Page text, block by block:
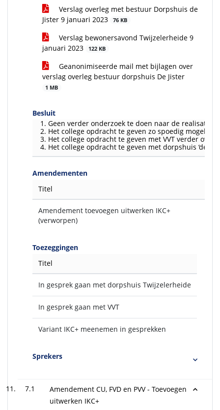
Verslag overleg met bestuur Dorpshuis de
Jister 9 januari 2023
76 KB
Verslag bewonersavond Twijzelerheide 9
januari 2023
122 KB
Geanonimiseerde mail met bijlagen over
verslag overleg bestuur dorpshuis De Jister
1 MB
Besluit
Geen verder onderzoek te doen naar de realisatie
Het college opdracht te geven zo spoedig
Het college opdracht te geven met VVT verder
Het college opdracht te geven met dorpshuis ‘de
Amendementen
Titel
Amendement toevoegen uitwerken IKC+
(verworpen)
Toezeggingen
Titel
In gesprek gaan met dorpshuis Twijzelerheide
In gesprek gaan met VVT
Variant IKC+ meenemen in gesprekken
Sprekers
7.1
Amendement CU, FVD en PVV - Toevoegen
uitwerken IKC+